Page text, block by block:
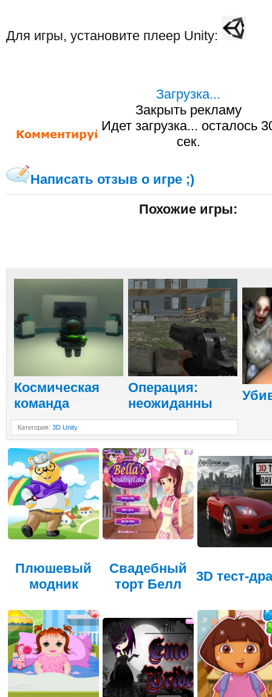
Для игры, установите плеер Unity:
Загрузка...
Закрыть рекламу
Идет загрузка... осталось
сек.
Написать отзыв о игре ;)
Похожие игры:
Космическая
команда
Операция:
неожиданны
Категория: 3D Unity
Плюшевый
модник
Свадебный
торт Белл
3D тест-